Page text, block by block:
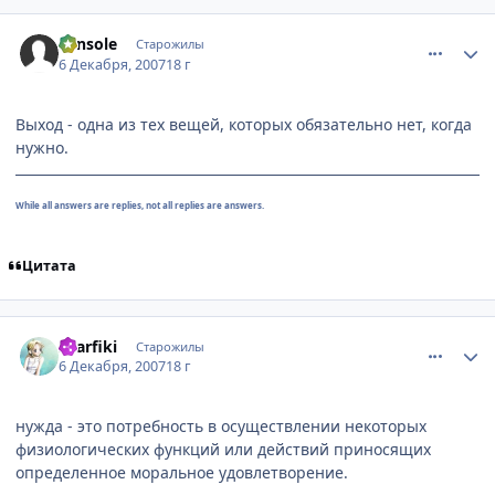
console Старожилы
6 Декабря, 200718 г
Выход - одна из тех вещей, которых обязательно нет, когда
нужно.
While all answers are replies, not all replies are answers.
Цитата
sharfiki Старожилы
6 Декабря, 200718 г
нужда - это потребность в осуществлении некоторых
физиологических функций или действий приносящих
определенное моральное удовлетворение.